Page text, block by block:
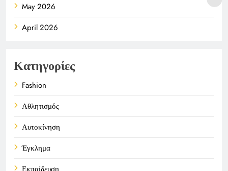
May 2026
April 2026
Κατηγορίες
Fashion
Αθλητισμός
Αυτοκίνηση
Έγκλημα